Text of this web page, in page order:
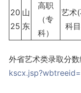
20
25
山
东
高职
（专
科）
艺术
科
外省艺术类录取分数